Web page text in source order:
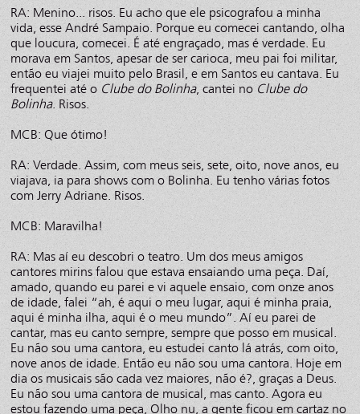
RA: Menino... risos. Eu acho que ele psicografou a minha
vida, esse André Sampaio. Porque eu comecei cantando, olha
que loucura, comecei. É até engraçado, mas é verdade. Eu
morava em Santos, apesar de ser carioca, meu pai foi militar,
então eu viajei muito pelo Brasil, e em Santos eu cantava. Eu
frequentei até o Clube do Bolinha, cantei no Clube do
Bolinha. Risos.
MCB: Que ótimo!
RA: Verdade. Assim, com meus seis, sete, oito, nove anos, eu
viajava, ia para shows com o Bolinha. Eu tenho várias fotos
com Jerry Adriane. Risos.
MCB: Maravilha!
RA: Mas aí eu descobri o teatro. Um dos meus amigos
cantores mirins falou que estava ensaiando uma peça. Daí,
amado, quando eu parei e vi aquele ensaio, com onze anos
de idade, falei “ah, é aqui o meu lugar, aqui é minha praia,
aqui é minha ilha, aqui é o meu mundo”. Aí eu parei de
cantar, mas eu canto sempre, sempre que posso em musical.
Eu não sou uma cantora, eu estudei canto lá atrás, com oito,
nove anos de idade. Então eu não sou uma cantora. Hoje em
dia os musicais são cada vez maiores, não é?, graças a Deus.
Eu não sou uma cantora de musical, mas canto. Agora eu
estou fazendo uma peça, Olho nu, a gente ficou em cartaz no